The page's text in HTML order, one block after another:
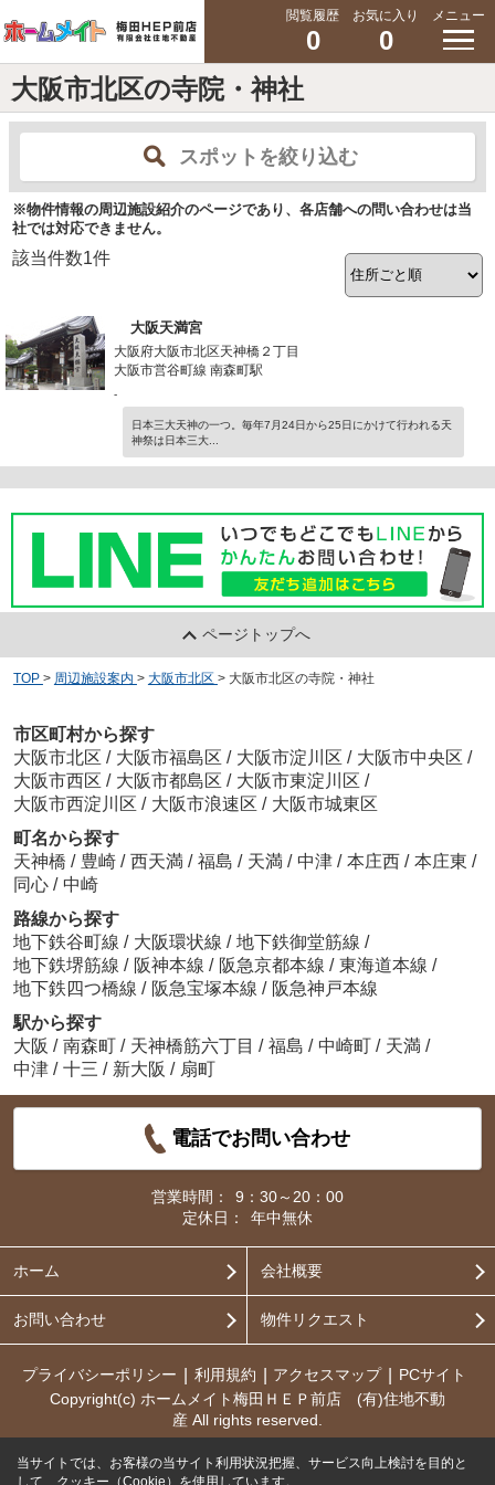
閲覧履歴
0
お気に入り
0
メニュー
大阪市北区の寺院・神社
スポットを絞り込む
※物件情報の周辺施設紹介のページであり、各店舗への問い合わせは当
社では対応できません。
該当件数1件
大阪天満宮
大阪府大阪市北区天神橋２丁目
大阪市営谷町線 南森町駅
-
日本三大天神の一つ。毎年7月24日から25日にかけて行われる天
神祭は日本三大...
ページトップへ
TOP > 周辺施設案内 > 大阪市北区 > 大阪市北区の寺院・神社
市区町村から探す
大阪市北区 / 大阪市福島区 / 大阪市淀川区 / 大阪市中央区 /
大阪市西区 / 大阪市都島区 / 大阪市東淀川区 /
大阪市西淀川区 / 大阪市浪速区 / 大阪市城東区
町名から探す
天神橋 / 豊崎 / 西天満 / 福島 / 天満 / 中津 / 本庄西 / 本庄東 /
同心 / 中崎
路線から探す
地下鉄谷町線 / 大阪環状線 / 地下鉄御堂筋線 /
地下鉄堺筋線 / 阪神本線 / 阪急京都本線 / 東海道本線 /
地下鉄四つ橋線 / 阪急宝塚本線 / 阪急神戸本線
駅から探す
大阪 / 南森町 / 天神橋筋六丁目 / 福島 / 中崎町 / 天満 /
中津 / 十三 / 新大阪 / 扇町
電話でお問い合わせ
営業時間：
9：30～20：00
定休日：
年中無休
ホーム 会社概要
お問い合わせ 物件リクエスト
プライバシーポリシー 利用規約 アクセスマップ
PCサイト
Copyright(c) ホームメイト梅田ＨＥＰ前店 (有)住地不動
産 All rights reserved.
当サイトでは、お客様の当サイト利用状況把握、サービス向上検討を目的と
して、クッキー（Cookie）を使用しています。